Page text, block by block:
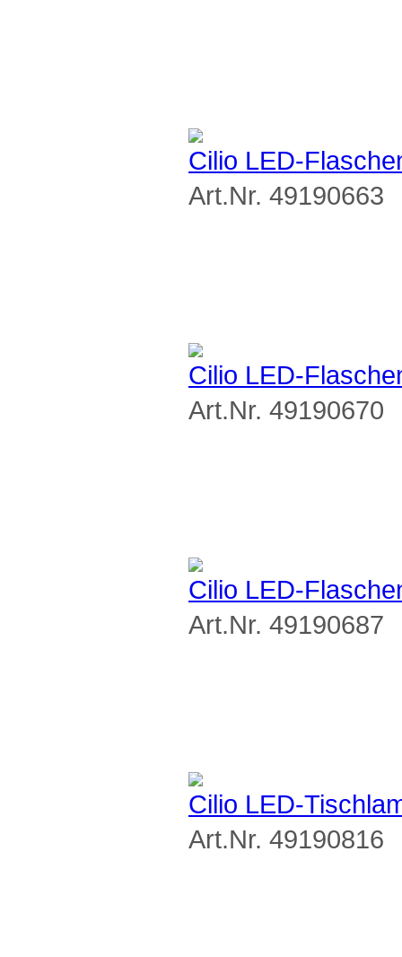
Cilio LED-
Art.Nr. 49190663
Cilio LED-
Art.Nr. 49190670
Cilio LED-
Art.Nr. 49190687
Cilio LED-
Art.Nr. 49190816